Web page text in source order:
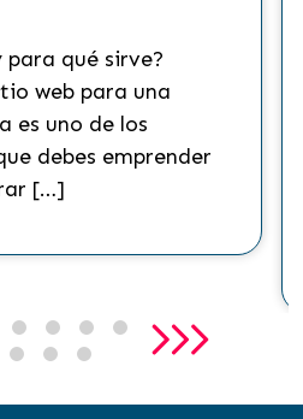
para qué sirve?
web para una
es uno de los
debes emprender
[…]